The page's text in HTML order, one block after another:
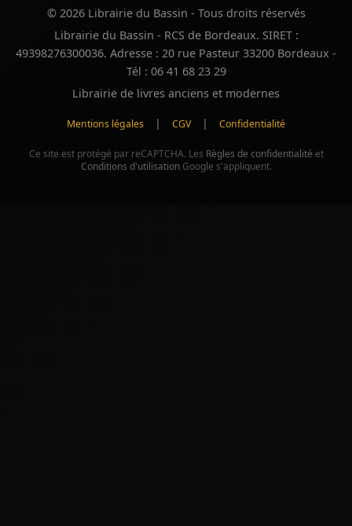
© 2026 Librairie du Bassin - Tous droits réservés
Librairie du Bassin - RCS de Bordeaux. SIRET :
49398276300036. Adresse : 20 rue Pasteur 33200 Bordeaux -
Tél : 06 41 68 23 29
Librairie de livres anciens et modernes
Mentions légales | CGV | Confidentialité
Ce site est protégé par reCAPTCHA. Les Règles de confidentialité et
Conditions d'utilisationGoogle s'appliquent.